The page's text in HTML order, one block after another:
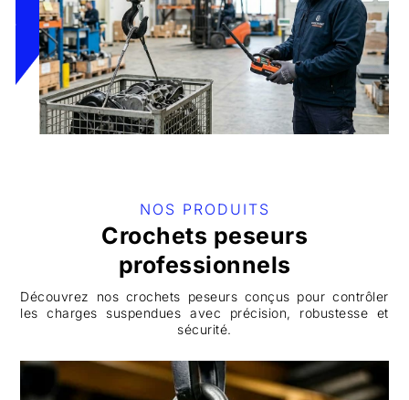
NOS PRODUITS
Crochets peseurs
professionnels
Découvrez nos crochets peseurs conçus pour contrôler
les charges suspendues avec précision, robustesse et
sécurité.